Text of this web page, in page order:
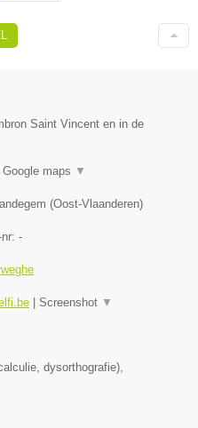
Saint Vincent en in de
Google maps ▼
(Oost-Vlaanderen)
-
Screenshot ▼
dysorthografie),